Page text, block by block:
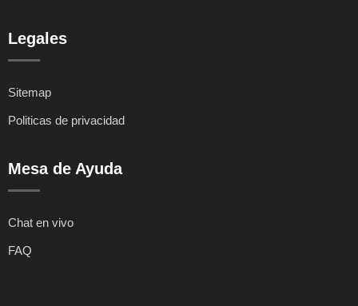
Legales
Sitemap
Politicas de privacidad
Mesa de Ayuda
Chat en vivo
FAQ